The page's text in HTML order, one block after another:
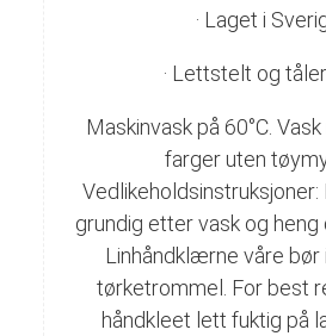
· Laget i
· Lettstelt og
Maskinvask på 60°C.
farger uten
Vedlikeholdsinstruksjoner:
grundig etter vask og heng
Linhåndklærne våre bør
tørketrommel. For best
håndkleet lett fuktig på